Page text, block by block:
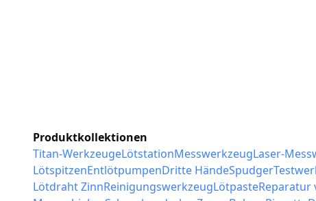
Produktkollektionen
Titan-WerkzeugeLötstationMesswerkzeugLaser-
LötspitzenEntlötpumpenDritte HändeSpudger
Lötdraht ZinnReinigungswerkzeugLötpasteReparatur